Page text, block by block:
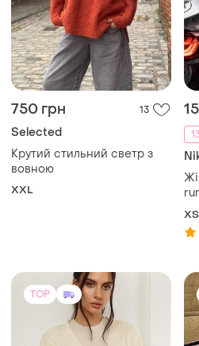
750 грн 13
Selected
Крутий стильний светр з
вовною
XXL
run running
ХS